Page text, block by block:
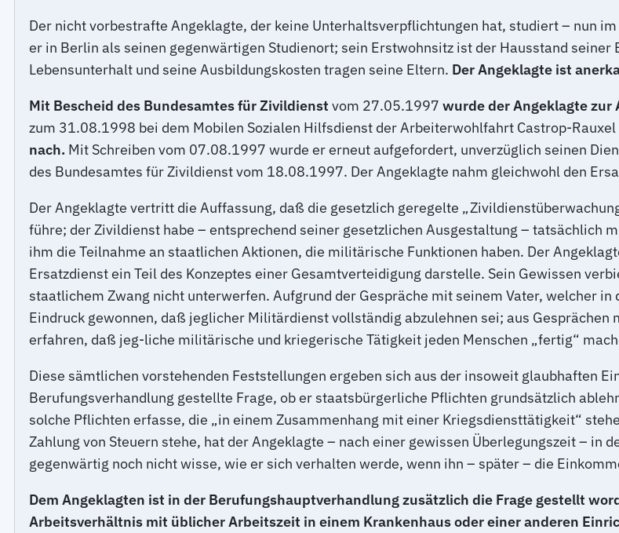
Der nicht vorbestrafte Angeklagte, der keine Unterhaltsverpflichtungen hat, studiert – nun
er in Berlin als seinen gegenwärtigen Studienort; sein Erstwohnsitz ist der Hausstand
Lebensunterhalt und seine Ausbildungskosten tragen seine Eltern. Der Angeklagte ist
Mit Bescheid des Bundesamtes für Zivildienst vom 27.05.1997 wurde der Angeklagte
zum 31.08.1998 bei dem Mobilen Sozialen Hilfsdienst der Arbeiterwohlfahrt Castrop-Rauxel
nach. Mit Schreiben vom 07.08.1997 wurde er erneut aufgefordert, unverzüglich seinen
des Bundesamtes für Zivildienst vom 18.08.1997. Der Angeklagte nahm gleichwohl den
Der Angeklagte vertritt die Auffassung, daß die gesetzlich geregelte
führe; der Zivildienst habe – entsprechend seiner gesetzlichen Ausgestaltung – tatsächlich
ihm die Teilnahme an staatlichen Aktionen, die militärische Funktionen haben. Der
Ersatzdienst ein Teil des Konzeptes einer Gesamtverteidigung darstelle. Sein Gewissen
staatlichem Zwang nicht unterwerfen. Aufgrund der Gespräche mit seinem Vater, welcher
Eindruck gewonnen, daß jeglicher Militärdienst vollständig abzulehnen sei; aus
erfahren, daß jeg-liche militärische und kriegerische Tätigkeit jeden Menschen „fertig“
Diese sämtlichen vorstehenden Feststellungen ergeben sich aus der insoweit glaubhaften
Berufungsverhandlung gestellte Frage, ob er staatsbürgerliche Pflichten grundsätzlich
solche Pflichten erfasse, die „in einem Zusammenhang mit einer Kriegsdiensttätigkeit“
Zahlung von Steuern stehe, hat der Angeklagte – nach einer gewissen Überlegungszeit – in
gegenwärtig noch nicht wisse, wie er sich verhalten werde, wenn ihn – später – die
Dem Angeklagten ist in der Berufungshauptverhandlung zusätzlich die Frage gestellt
Arbeitsverhältnis mit üblicher Arbeitszeit in einem Krankenhaus oder einer anderen